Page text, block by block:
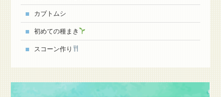
カブトムシ
初めての種まき
スコーン作り